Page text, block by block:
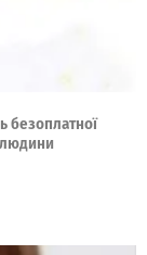
безоплатної